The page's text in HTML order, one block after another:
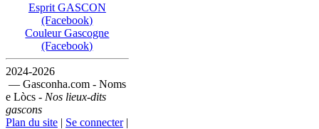
Esprit GASCON
(Facebook)
Couleur Gascogne
(Facebook)
2024-2026
— Gasconha.com - Noms
e Lòcs - Nos lieux-dits
gascons
Plan du site | Se connecter|